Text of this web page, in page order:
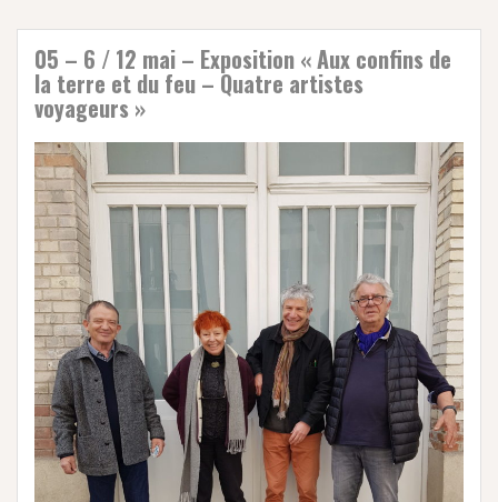
05 – 6 / 12 mai – Exposition « Aux confins de
la terre et du feu – Quatre artistes
voyageurs »